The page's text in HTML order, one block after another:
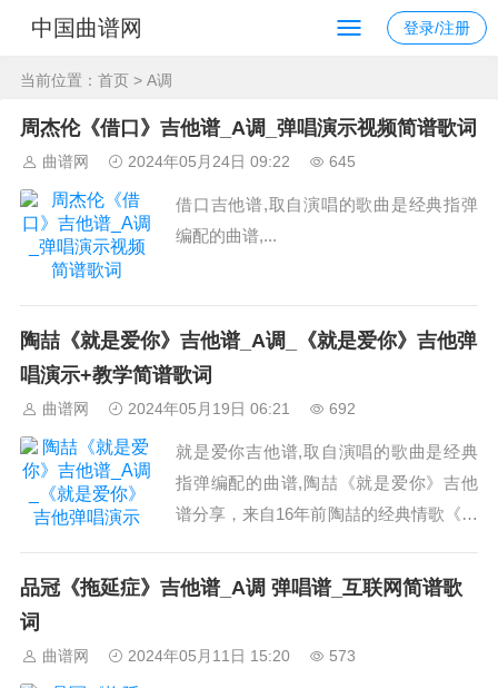
中国曲谱网 登录/注册
当前位置： 首页 > A调
周杰伦《借口》吉他谱_A调_弹唱演示视频简谱歌词
曲谱网 2024年05月24日 09:22 645
借口吉他谱,取自演唱的歌曲是经典指弹
编配的曲谱,...
陶喆《就是爱你》吉他谱_A调_《就是爱你》吉他弹
唱演示+教学简谱歌词
曲谱网 2024年05月19日 06:21 692
就是爱你吉他谱,取自演唱的歌曲是经典
指弹编配的曲谱,陶喆《就是爱你》吉他
谱分享，来自16年前陶喆的经典情歌《就
般，将爱人入心的感情状态表达得甜蜜而
浓郁，平淡之中也不会失去意义。...
品冠《拖延症》吉他谱_A调 弹唱谱_互联网简谱歌
词
曲谱网 2024年05月11日 15:20 573